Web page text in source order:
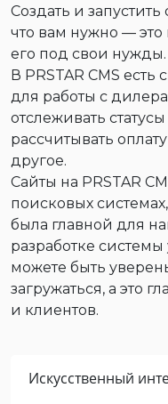
Создать и запустить
что вам нужно — это
его под свои нужды.
В PRSTAR CMS
для работы с
отслеживать
рассчитывать
другое.
Сайты на PRSTAR
поисковых
была главной для
разработке
можете быть
загружаться, а это
и клиентов.
Искусственный